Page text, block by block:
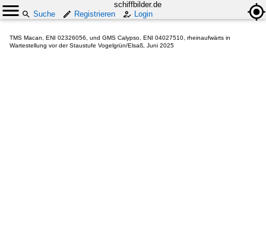
schiffbilder.de
Suche
Registrieren Login
TMS Macan, ENI 02326056, und GMS Calypso, ENI 04027510, rheinaufwärts in
Wartestellung vor der Staustufe Vogelgrün/Elsaß, Juni 2025